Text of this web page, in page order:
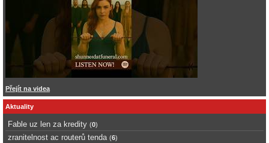
Přejít na videa
Aktuality
Fable uz len za kredity (0)
zranitelnost ac routerů tenda (6)